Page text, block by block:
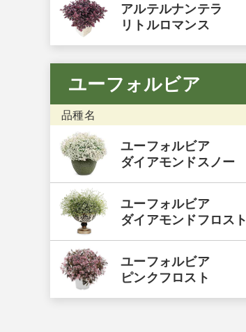
アルテルナンテラ
リトルロマンス
ユーフォルビア
品種名
ユーフォルビア
ダイアモンドスノー
ユーフォルビア
ダイアモンドフロスト
ユーフォルビア
ピンクフロスト